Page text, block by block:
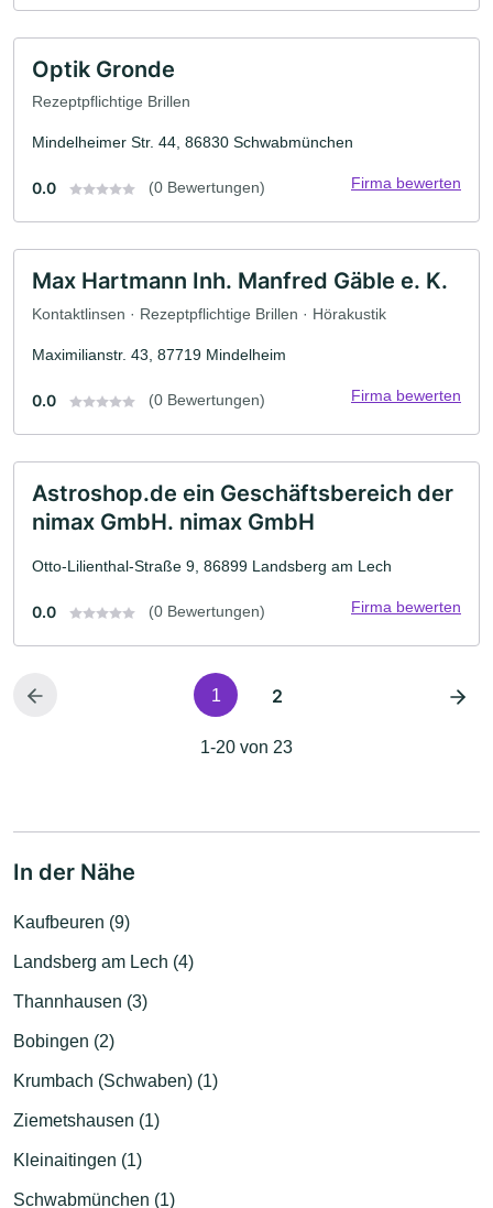
Optik Gronde
Rezeptpflichtige Brillen
Mindelheimer Str. 44, 86830 Schwabmünchen
0.0 (0 Bewertungen) Firma bewerten
Max Hartmann Inh. Manfred Gäble e. K.
Kontaktlinsen · Rezeptpflichtige Brillen · Hörakustik
Maximilianstr. 43, 87719 Mindelheim
0.0 (0 Bewertungen) Firma bewerten
Astroshop.de ein Geschäftsbereich der
nimax GmbH. nimax GmbH
Otto-Lilienthal-Straße 9, 86899 Landsberg am Lech
0.0 (0 Bewertungen) Firma bewerten
1 2
1-20 von 23
In der Nähe
Kaufbeuren (9)
Landsberg am Lech (4)
Thannhausen (3)
Bobingen (2)
Krumbach (Schwaben) (1)
Ziemetshausen (1)
Kleinaitingen (1)
Schwabmünchen (1)